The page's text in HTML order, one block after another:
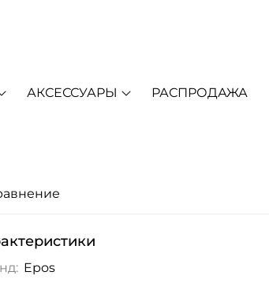
АКСЕССУАРЫ РАСПРОДАЖА
Epos